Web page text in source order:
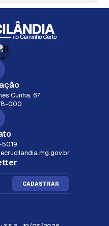
Cunha, 67
000
5019
CADASTRAR